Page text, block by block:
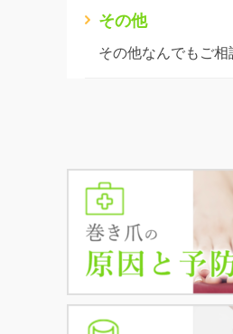
その他
その他なんでもご相